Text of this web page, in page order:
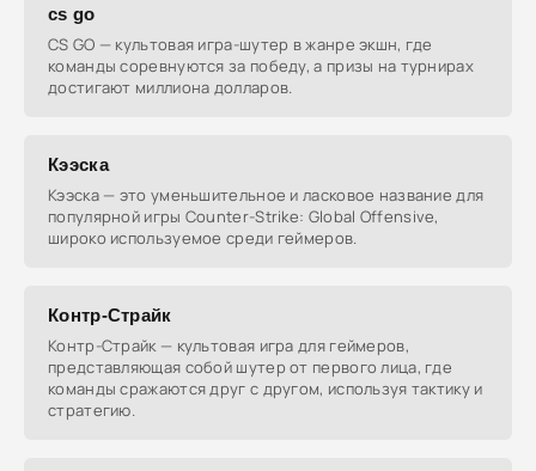
cs go
CS GO — культовая игра-шутер в жанре экшн, где
команды соревнуются за победу, а призы на турнирах
достигают миллиона долларов.
Кээска
Кээска — это уменьшительное и ласковое название для
популярной игры Counter-Strike: Global Offensive,
широко используемое среди геймеров.
Контр-Страйк
Контр-Страйк — культовая игра для геймеров,
представляющая собой шутер от первого лица, где
команды сражаются друг с другом, используя тактику и
стратегию.